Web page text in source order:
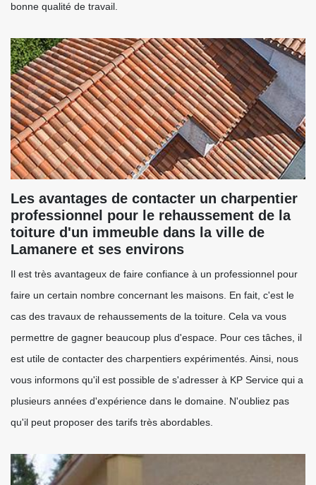
bonne qualité de travail.
Les avantages de contacter un charpentier
professionnel pour le rehaussement de la
toiture d'un immeuble dans la ville de
Lamanere et ses environs
Il est très avantageux de faire confiance à un professionnel pour
faire un certain nombre concernant les maisons. En fait, c'est le
cas des travaux de rehaussements de la toiture. Cela va vous
permettre de gagner beaucoup plus d'espace. Pour ces tâches, il
est utile de contacter des charpentiers expérimentés. Ainsi, nous
vous informons qu'il est possible de s'adresser à KP Service qui a
plusieurs années d'expérience dans le domaine. N'oubliez pas
qu'il peut proposer des tarifs très abordables.